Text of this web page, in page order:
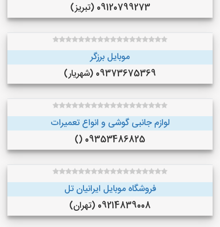
09120799273 (تبریز)
موبایل برزگر
09373675369 (شهریار)
لوازم جانبی گوشی و انواع تعمیرات
09353486825 ()
فروشگاه موبایل ایرانیان تل
09214839008 (تهران)